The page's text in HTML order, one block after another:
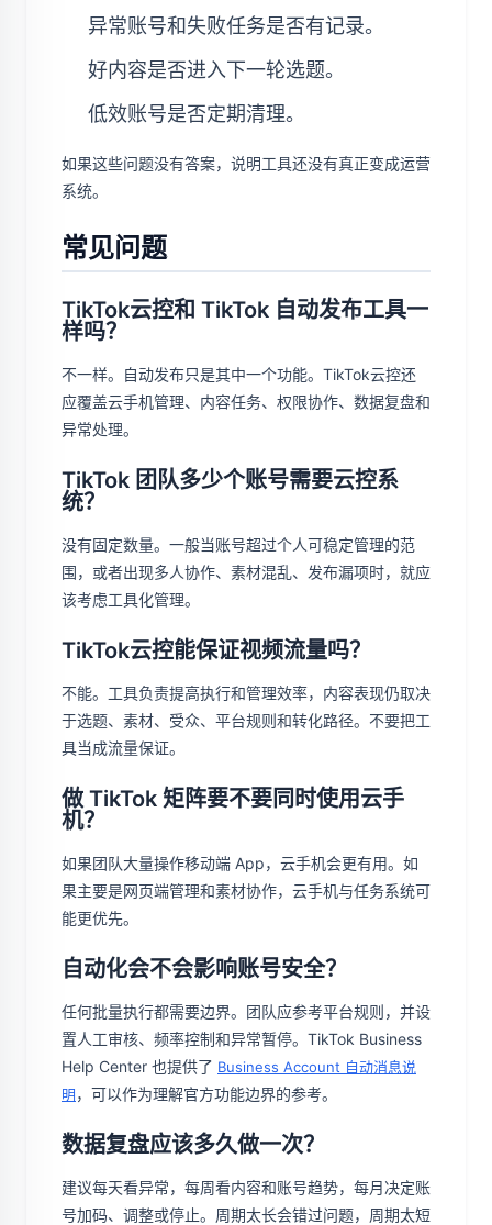
异常账号和失败任务是否有记录。
好内容是否进入下一轮选题。
低效账号是否定期清理。
如果这些问题没有答案，说明工具还没有真正变成运营
系统。
常见问题
TikTok云控和 TikTok 自动发布工具一
样吗？
不一样。自动发布只是其中一个功能。TikTok云控还
应覆盖云手机管理、内容任务、权限协作、数据复盘和
异常处理。
TikTok 团队多少个账号需要云控系
统？
没有固定数量。一般当账号超过个人可稳定管理的范
围，或者出现多人协作、素材混乱、发布漏项时，就应
该考虑工具化管理。
TikTok云控能保证视频流量吗？
不能。工具负责提高执行和管理效率，内容表现仍取决
于选题、素材、受众、平台规则和转化路径。不要把工
具当成流量保证。
做 TikTok 矩阵要不要同时使用云手
机？
如果团队大量操作移动端 App，云手机会更有用。如
果主要是网页端管理和素材协作，云手机与任务系统可
能更优先。
自动化会不会影响账号安全？
任何批量执行都需要边界。团队应参考平台规则，并设
置人工审核、频率控制和异常暂停。TikTok Business
Help Center 也提供了 Business Account 自动消息说
明，可以作为理解官方功能边界的参考。
数据复盘应该多久做一次？
建议每天看异常，每周看内容和账号趋势，每月决定账
号加码、调整或停止。周期太长会错过问题，周期太短